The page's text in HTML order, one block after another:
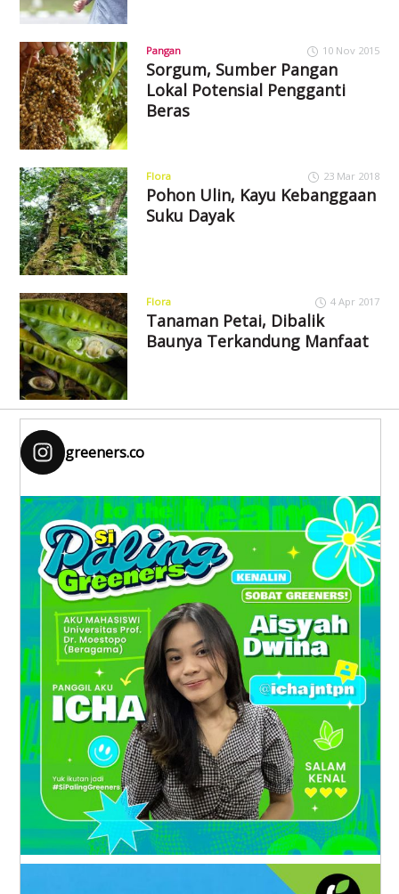
Pangan 10 Nov 2015
Sorgum, Sumber Pangan
Lokal Potensial Pengganti
Beras
Flora 23 Mar 2018
Pohon Ulin, Kayu Kebanggaan
Suku Dayak
Flora 4 Apr 2017
Tanaman Petai, Dibalik
Baunya Terkandung Manfaat
greeners.co